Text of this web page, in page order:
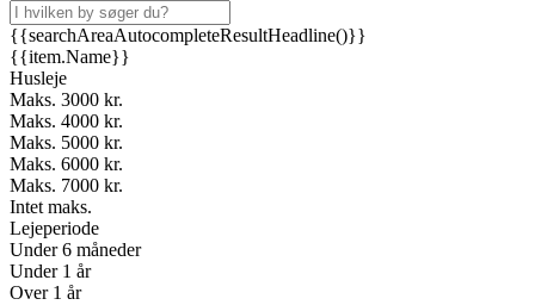
{{searchAreaAutocompleteResultHeadline()}}
{{item.Name}}
Husleje
Maks. 3000 kr.
Maks. 4000 kr.
Maks. 5000 kr.
Maks. 6000 kr.
Maks. 7000 kr.
Intet maks.
Lejeperiode
Under 6 måneder
Under 1 år
Over 1 år